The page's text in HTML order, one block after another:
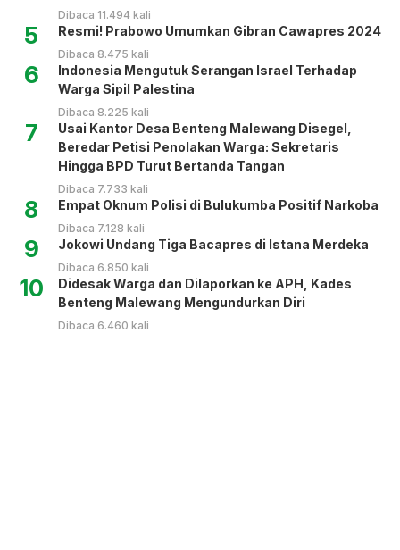
Dibaca 11.494 kali
5 Resmi! Prabowo Umumkan Gibran Cawapres 2024
Dibaca 8.475 kali
6
Indonesia Mengutuk Serangan Israel Terhadap
Warga Sipil Palestina
Dibaca 8.225 kali
7
Usai Kantor Desa Benteng Malewang Disegel,
Beredar Petisi Penolakan Warga: Sekretaris
Hingga BPD Turut Bertanda Tangan
Dibaca 7.733 kali
8 Empat Oknum Polisi di Bulukumba Positif Narkoba
Dibaca 7.128 kali
9 Jokowi Undang Tiga Bacapres di Istana Merdeka
Dibaca 6.850 kali
10
Didesak Warga dan Dilaporkan ke APH, Kades
Benteng Malewang Mengundurkan Diri
Dibaca 6.460 kali